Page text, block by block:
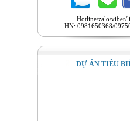
Hotline/zalo/viber/
HN: 0981650368/
DỰ ÁN TIÊU